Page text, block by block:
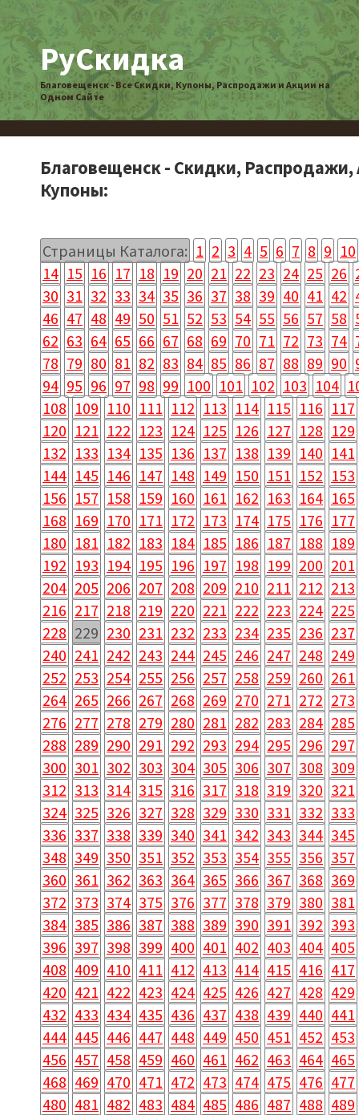
РуСкидка
Благовещенск - Все Скидки, Купоны, Распродажи и Акции на
Одном Сайте
Благовещенск - Скидки, Распродажи,
Купоны:
Страницы Каталога: 1 2 3 4 5 6 7 8 9 10
14 15 16 17 18 19 20 21 22 23 24 25 26
30 31 32 33 34 35 36 37 38 39 40 41 42
46 47 48 49 50 51 52 53 54 55 56 57 58
62 63 64 65 66 67 68 69 70 71 72 73 74
78 79 80 81 82 83 84 85 86 87 88 89 90
94 95 96 97 98 99 100 101 102 103 104
108 109 110 111 112 113 114 115 116 117
120 121 122 123 124 125 126 127 128 129
132 133 134 135 136 137 138 139 140 141
144 145 146 147 148 149 150 151 152 153
156 157 158 159 160 161 162 163 164 165
168 169 170 171 172 173 174 175 176 177
180 181 182 183 184 185 186 187 188 189
192 193 194 195 196 197 198 199 200 201
204 205 206 207 208 209 210 211 212 213
216 217 218 219 220 221 222 223 224 225
228 229 230 231 232 233 234 235 236 237
240 241 242 243 244 245 246 247 248 249
252 253 254 255 256 257 258 259 260 261
264 265 266 267 268 269 270 271 272 273
276 277 278 279 280 281 282 283 284 285
288 289 290 291 292 293 294 295 296 297
300 301 302 303 304 305 306 307 308 309
312 313 314 315 316 317 318 319 320 321
324 325 326 327 328 329 330 331 332 333
336 337 338 339 340 341 342 343 344 345
348 349 350 351 352 353 354 355 356 357
360 361 362 363 364 365 366 367 368 369
372 373 374 375 376 377 378 379 380 381
384 385 386 387 388 389 390 391 392 393
396 397 398 399 400 401 402 403 404 405
408 409 410 411 412 413 414 415 416 417
420 421 422 423 424 425 426 427 428 429
432 433 434 435 436 437 438 439 440 441
444 445 446 447 448 449 450 451 452 453
456 457 458 459 460 461 462 463 464 465
468 469 470 471 472 473 474 475 476 477
480 481 482 483 484 485 486 487 488 489